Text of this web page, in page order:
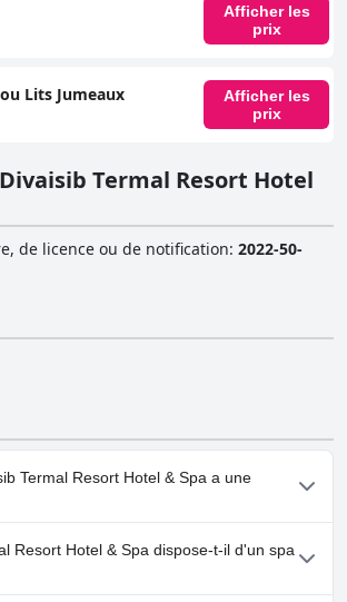
Afficher les
prix
Lits Jumeaux
Afficher les
prix
Termal Resort Hotel
de licence ou de notification: 2022-50-
Termal Resort Hotel & Spa a une
Resort Hotel & Spa dispose de piscine(s)
ou plusieurs des catégories suivantes : Piscine
Resort Hotel & Spa dispose-t-il d'un spa